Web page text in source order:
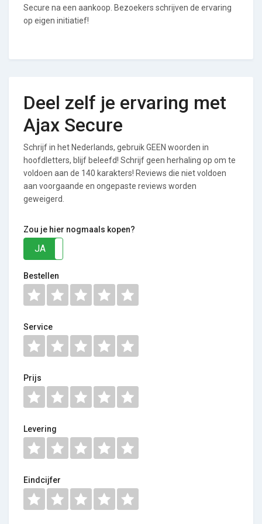
Secure na een aankoop. Bezoekers schrijven de ervaring
op eigen initiatief!
Deel zelf je ervaring met
Ajax Secure
Schrijf in het Nederlands, gebruik GEEN woorden in
hoofdletters, blijf beleefd! Schrijf geen herhaling op om te
voldoen aan de 140 karakters! Reviews die niet voldoen
aan voorgaande en ongepaste reviews worden
geweigerd.
Zou je hier nogmaals kopen?
JA
Bestellen
Service
Prijs
Levering
Eindcijfer